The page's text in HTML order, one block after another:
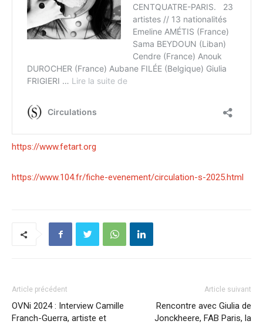
https://www.fetart.org
https://www.104.fr/fiche-evenement/circulation-s-2025.html
Article précédent
OVNi 2024 : Interview Camille
Franch-Guerra, artiste et
Article suivant
Rencontre avec Giulia de
Jonckheere, FAB Paris, la